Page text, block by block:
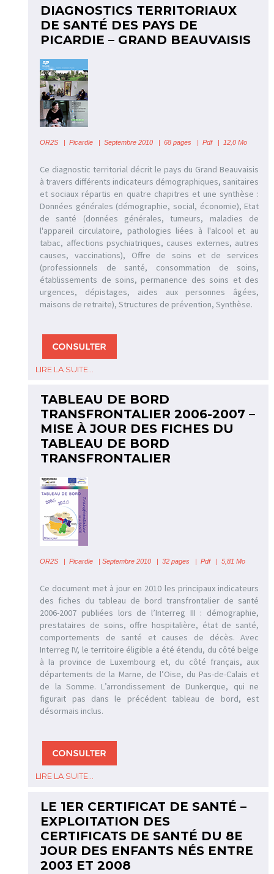
DIAGNOSTICS TERRITORIAUX
DE SANTÉ DES PAYS DE
PICARDIE – GRAND BEAUVAISIS
OR2S |Picardie | Septembre 2010 | 68 pages | Pdf | 12,0 Mo
Ce diagnostic territorial décrit le pays du Grand Beauvaisis
à travers différents indicateurs démographiques, sanitaires
et sociaux répartis en quatre chapitres et une synthèse :
Données générales (démographie, social, économie), Etat
de santé (données générales, tumeurs, maladies de
l'appareil circulatoire, pathologies liées à l'alcool et au
tabac, affections psychiatriques, causes externes, autres
causes, vaccinations), Offre de soins et de services
(professionnels de santé, consommation de soins,
établissements de soins, permanence des soins et des
urgences, dépistages, aides aux personnes âgées,
maisons de retraite), Structures de prévention, Synthèse.
LIRE LA SUITE...
TABLEAU DE BORD
TRANSFRONTALIER 2006-2007 –
MISE À JOUR DES FICHES DU
TABLEAU DE BORD
TRANSFRONTALIER
OR2S |Picardie | Septembre 2010 | 32 pages | Pdf | 5,81 Mo
Ce document met à jour en 2010 les principaux indicateurs
des fiches du tableau de bord transfrontalier de santé
2006-2007 publiées lors de l’Interreg III : démographie,
prestataires de soins, offre hospitalière, état de santé,
comportements de santé et causes de décès. Avec
Interreg IV, le territoire éligible a été étendu, du côté belge
à la province de Luxembourg et, du côté français, aux
départements de la Marne, de l’Oise, du Pas-de-Calais et
de la Somme. L’arrondissement de Dunkerque, qui ne
figurait pas dans le précédent tableau de bord, est
désormais inclus.
LIRE LA SUITE...
LE 1ER CERTIFICAT DE SANTÉ –
EXPLOITATION DES
CERTIFICATS DE SANTÉ DU 8E
JOUR DES ENFANTS NÉS ENTRE
2003 ET 2008